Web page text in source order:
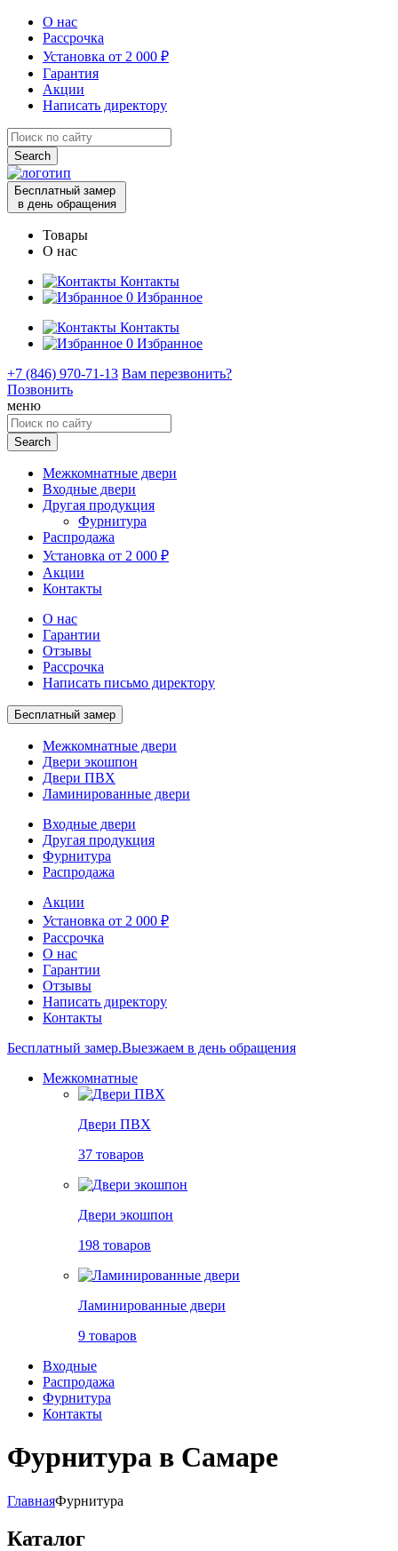
О нас
Рассрочка
Установка от 2 000 ₽
Гарантия
Акции
Написать директору
Search
for:
Бесплатный замер
в день обращения
Товары
О нас
Контакты
0 Избранное
Контакты
0 Избранное
+7 (846) 970-71-13 Вам перезвонить?
Позвонить
меню
Search
for:
Межкомнатные двери
Входные двери
Другая продукция
Фурнитура
Распродажа
Установка от 2 000 ₽
Акции
Контакты
О нас
Гарантии
Отзывы
Рассрочка
Написать письмо директору
Бесплатный замер
Межкомнатные двери
Двери экошпон
Двери ПВХ
Ламинированные двери
Входные двери
Другая продукция
Фурнитура
Распродажа
Акции
Установка от 2 000 ₽
Рассрочка
О нас
Гарантии
Отзывы
Написать директору
Контакты
Бесплатный замер.Выезжаем в день обращения
Межкомнатные
Двери ПВХ
37 товаров
Двери экошпон
198 товаров
Ламинированные двери
9 товаров
Входные
Распродажа
Фурнитура
Контакты
Фурнитура в Самаре
ГлавнаяФурнитура
Каталог